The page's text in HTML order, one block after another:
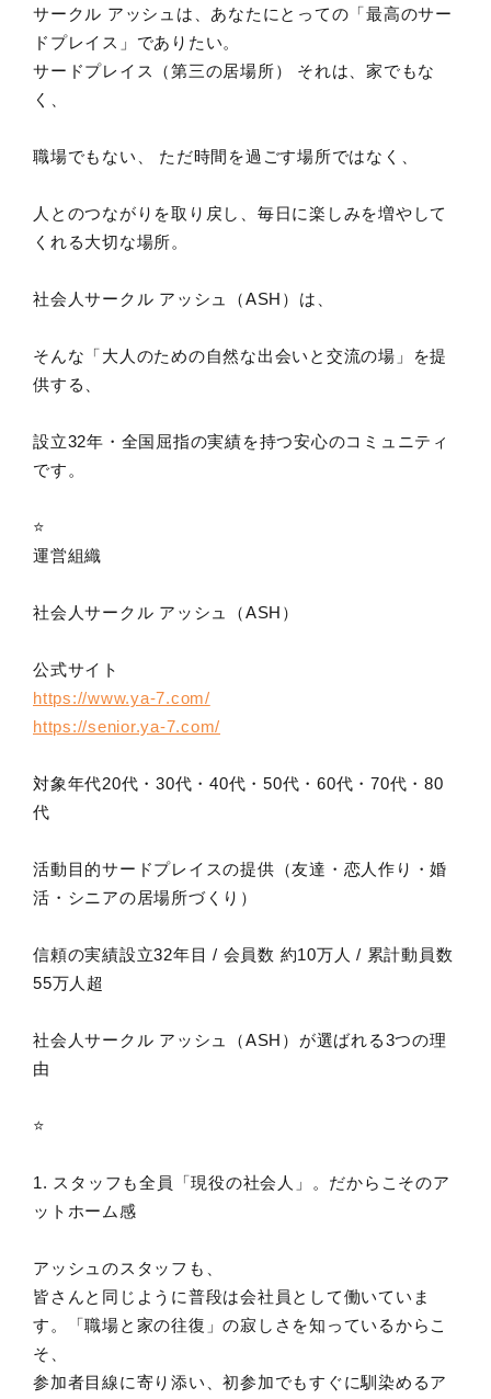
サークル アッシュは、あなたにとっての「最高のサー
ドプレイス」でありたい。
サードプレイス（第三の居場所） それは、家でもな
く、
職場でもない、 ただ時間を過ごす場所ではなく、
人とのつながりを取り戻し、毎日に楽しみを増やして
くれる大切な場所。
社会人サークル アッシュ（ASH）は、
そんな「大人のための自然な出会いと交流の場」を提
供する、
設立32年・全国屈指の実績を持つ安心のコミュニティ
です。
⭐️
運営組織
社会人サークル アッシュ（ASH）
公式サイト
https://www.ya-7.com/
https://senior.ya-7.com/
対象年代20代・30代・40代・50代・60代・70代・80
代
活動目的サードプレイスの提供（友達・恋人作り・婚
活・シニアの居場所づくり）
信頼の実績設立32年目 / 会員数 約10万人 / 累計動員数
55万人超
社会人サークル アッシュ（ASH）が選ばれる3つの理
由
⭐️
1. スタッフも全員「現役の社会人」。だからこそのア
ットホーム感
アッシュのスタッフも、
皆さんと同じように普段は会社員として働いていま
す。「職場と家の往復」の寂しさを知っているからこ
そ、
参加者目線に寄り添い、初参加でもすぐに馴染めるア